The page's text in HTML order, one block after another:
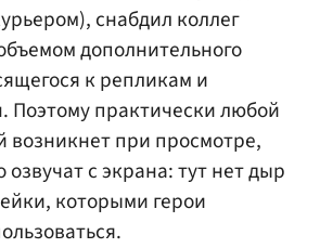
снабдил коллег
дополнительного
к репликам и
Поэтому практически любой
возникнет при просмотре,
с экрана: тут нет дыр
которыми герои